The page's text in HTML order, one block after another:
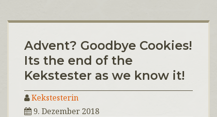
Advent? Goodbye Cookies!
Its the end of the
Kekstester as we know it!
Kekstesterin
9. Dezember 2018